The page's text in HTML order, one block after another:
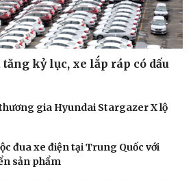
kỷ lục, xe lắp ráp có dấu
gia Hyundai Stargazer X lộ
đua xe điện tại Trung Quốc với
sản phẩm